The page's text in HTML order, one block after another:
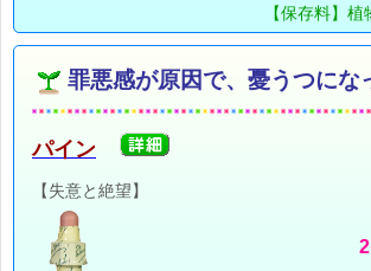
【保存料】
罪悪感が原因で、憂うつにな
パイン
【失意と絶望】